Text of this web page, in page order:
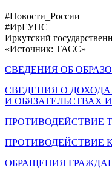
#Новости_России
#ИрГУПС
Иркутский
«Источник: ТАСС»
СВЕДЕНИЯ ОБ
СВЕДЕНИЯ О
И ОБЯЗАТЕЛЬСТВАХ
ПРОТИВОДЕЙСТВИЕ
ПРОТИВОДЕЙСТВИЕ
ОБРАЩЕНИЯ